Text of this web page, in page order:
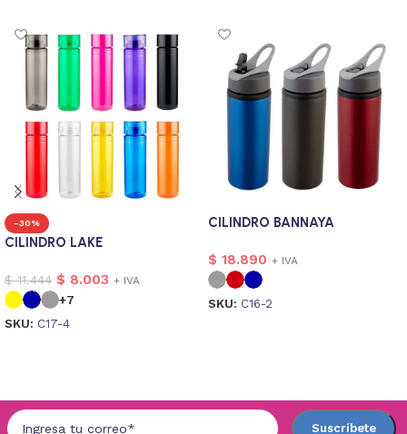
-30%
CILINDRO LAKE
$11.444 $ 8.003 + IVA
+7
SKU: C17-4
CILINDRO BANNAYA
$ 18.890 + IVA
SKU: C16-2